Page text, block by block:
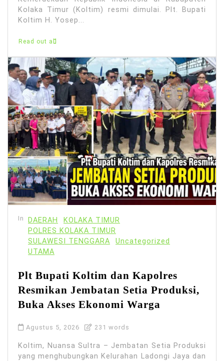
Kolaka Timur (Koltim) resmi dimulai. Plt. Bupati
Koltim H. Yosep...
Read out all
In DAERAH
KOLAKA TIMUR
POLRES KOLAKA TIMUR
SULAWESI TENGGARA
Uncategorized
UTAMA
Plt Bupati Koltim dan Kapolres
Resmikan Jembatan Setia Produksi,
Buka Akses Ekonomi Warga
Agustus 5, 2026 231 words
Koltim, Nuansa Sultra – Jembatan Setia Produksi
yang menghubungkan Kelurahan Ladongi Jaya dan